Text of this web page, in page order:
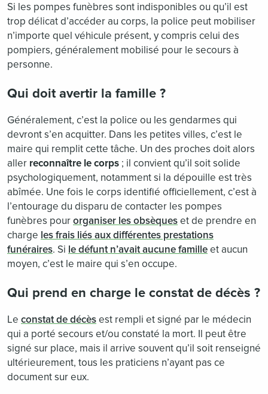
Si les pompes funèbres sont indisponibles ou qu’il est
trop délicat d’accéder au corps, la police peut mobiliser
n’importe quel véhicule présent, y compris celui des
pompiers, généralement mobilisé pour le secours à
personne.
Qui doit avertir la famille ?
Généralement, c’est la police ou les gendarmes qui
devront s’en acquitter. Dans les petites villes, c’est le
maire qui remplit cette tâche. Un des proches doit alors
aller reconnaître le corps ; il convient qu’il soit solide
psychologiquement, notamment si la dépouille est très
abîmée. Une fois le corps identifié officiellement, c’est à
l’entourage du disparu de contacter les pompes
funèbres pourorganiser les obsèqueset de prendre en
charge les frais liés aux différentes prestations
funéraires. Si le défunt n’avait aucune familleet aucun
moyen, c’est le maire qui s’en occupe.
Qui prend en charge le constat de décès ?
Le constat de décèsest rempli et signé par le médecin
qui a porté secours et/ou constaté la mort. Il peut être
signé sur place, mais il arrive souvent qu’il soit renseigné
ultérieurement, tous les praticiens n’ayant pas ce
document sur eux.